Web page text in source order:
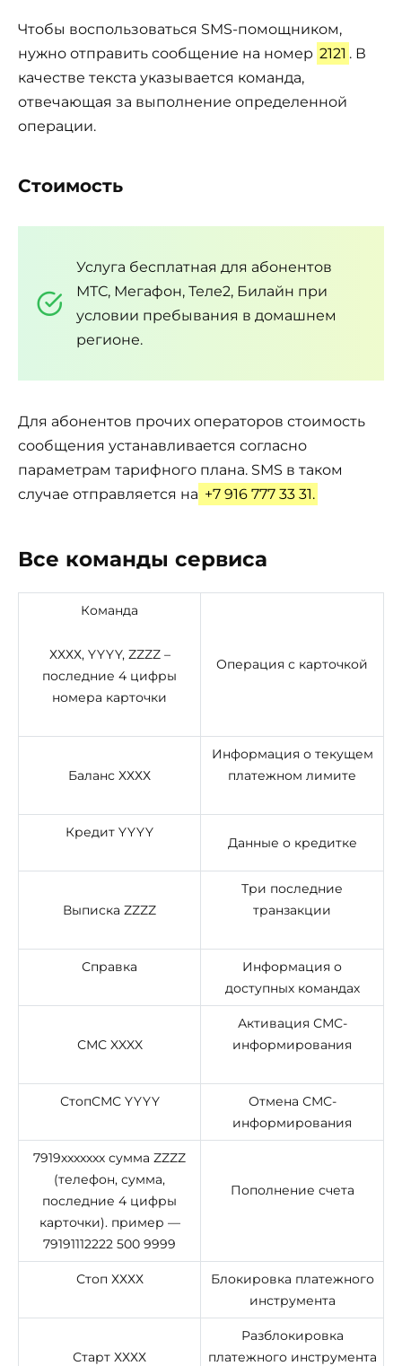
Чтобы воспользоваться SMS-помощником,
нужно отправить сообщение на номер 2121 . В
качестве текста указывается команда,
отвечающая за выполнение определенной
операции.
Стоимость
Услуга бесплатная для абонентов
МТС, Мегафон, Теле2, Билайн при
условии пребывания в домашнем
регионе.
Для абонентов прочих операторов стоимость
сообщения устанавливается согласно
параметрам тарифного плана. SMS в таком
случае отправляется на +7 916 777 33 31.
Все команды сервиса
Команда
ХХХХ, YYYY, ZZZZ –
последние 4 цифры
номера карточки
Операция с карточкой
Баланс ХХХХ
Информация о текущем
платежном лимите
Кредит YYYY
Данные о кредитке
Выписка ZZZZ
Три последние
транзакции
Справка
Информация о
доступных командах
СМС XXXX
Активация СМС-
информирования
СтопСМС YYYY
Отмена СМС-
информирования
7919ххххххх сумма ZZZZ
(телефон, сумма,
последние 4 цифры
карточки). пример —
79191112222 500 9999
Пополнение счета
Стоп ХХХХ
Блокировка платежного
инструмента
Старт ХХХХ
Разблокировка
платежного инструмента